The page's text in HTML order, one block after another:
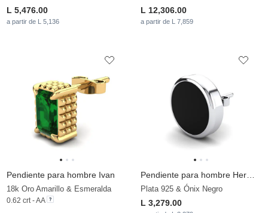
L 5,476.00
a partir de L 5,136
L 12,306.00
a partir de L 7,859
Pendiente para hombre Ivan
18k Oro Amarillo & Esmeralda
0.62 crt - AA
Plata 925 & Ónix Negro
L 3,279.00